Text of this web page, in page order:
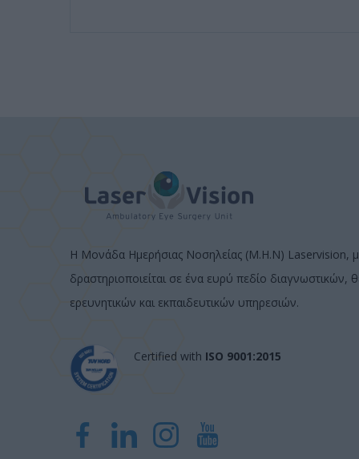
Η Μονάδα Ημερήσιας Νοσηλείας (Μ.Η.Ν) Laservision,
δραστηριοποιείται σε ένα ευρύ πεδίο διαγνωστικών,
ερευνητικών και εκπαιδευτικών υπηρεσιών.
Certified with ISO 9001:2015